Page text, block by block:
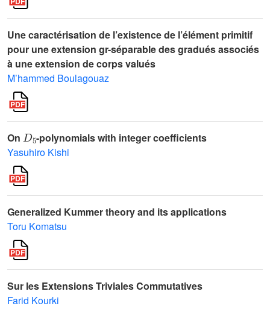
Une caractérisation de l’existence de l’élément primitif
pour une extension gr-séparable des gradués associés
à une extension de corps valués
M’hammed Boulagouaz
On
-polynomials with integer coefficients
Yasuhiro Kishi
Generalized Kummer theory and its applications
Toru Komatsu
Sur les Extensions Triviales Commutatives
Farid Kourki